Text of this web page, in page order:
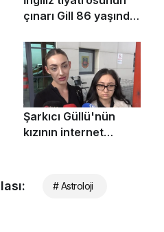
# Astroloji